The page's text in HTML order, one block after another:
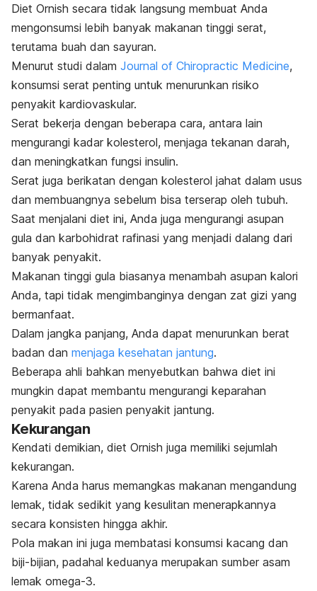
Diet Ornish secara tidak langsung membuat Anda
mengonsumsi lebih banyak makanan tinggi serat,
terutama buah dan sayuran.
Menurut studi dalam Journal of Chiropractic Medicine,
konsumsi serat penting untuk menurunkan risiko
penyakit kardiovaskular.
Serat bekerja dengan beberapa cara, antara lain
mengurangi kadar kolesterol, menjaga tekanan darah,
dan meningkatkan fungsi insulin.
Serat juga berikatan dengan kolesterol jahat dalam usus
dan membuangnya sebelum bisa terserap oleh tubuh.
Saat menjalani diet ini, Anda juga mengurangi asupan
gula dan karbohidrat rafinasi yang menjadi dalang dari
banyak penyakit.
Makanan tinggi gula biasanya menambah asupan kalori
Anda, tapi tidak mengimbanginya dengan zat gizi yang
bermanfaat.
Dalam jangka panjang, Anda dapat menurunkan berat
badan dan menjaga kesehatan jantung.
Beberapa ahli bahkan menyebutkan bahwa diet ini
mungkin dapat membantu mengurangi keparahan
penyakit pada pasien penyakit jantung.
Kekurangan
Kendati demikian, diet Ornish juga memiliki sejumlah
kekurangan.
Karena Anda harus memangkas makanan mengandung
lemak, tidak sedikit yang kesulitan menerapkannya
secara konsisten hingga akhir.
Pola makan ini juga membatasi konsumsi kacang dan
biji-bijian, padahal keduanya merupakan sumber asam
lemak omega-3.